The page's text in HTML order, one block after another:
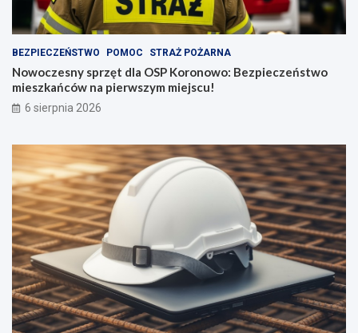
BEZPIECZEŃSTWO POMOC STRAŻ POŻARNA
Nowoczesny sprzęt dla OSP Koronowo: Bezpieczeństwo
mieszkańców na pierwszym miejscu!
6 sierpnia 2026